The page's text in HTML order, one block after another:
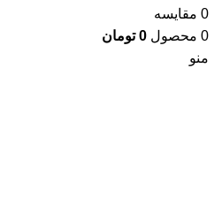
0 مقایسه
0 محصول 0 تومان
منو